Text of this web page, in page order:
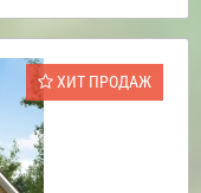
ХИТ ПРОДАЖ